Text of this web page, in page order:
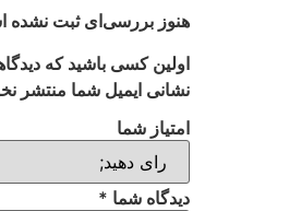
هنوز بررسی‌ای ثبت نشده
اولین کسی باشید که دیدگاهی می
نشانی ایمیل شما منتشر
امتیاز شما
دیدگاه شما *